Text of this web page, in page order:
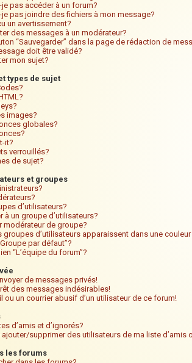
pas accéder à un forum?
pas joindre des fichiers à mon message?
un avertissement?
des messages à un modérateur?
“Sauvegarder” dans la page de rédaction de
doit être validé?
mon sujet?
types de sujet
images?
globales?
it?
verrouillés?
de sujet?
et groupes
d’utilisateurs?
à un groupe d’utilisateurs?
modérateur de groupe?
groupes d’utilisateurs apparaissent dans une
par défaut”?
“L’équipe du forum”?
de messages privés!
des messages indésirables!
ou un courrier abusif d’un utilisateur de ce forum!
d’amis et d’ignorés?
supprimer des utilisateurs de ma liste d’amis
les forums